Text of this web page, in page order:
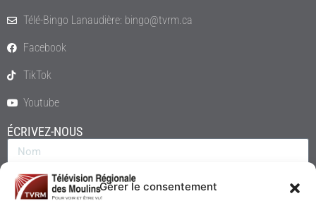
Gérer le consentement
Télé-Bingo Lanaudière: bingo@tvrm.ca
Facebook
TikTok
Youtube
ÉCRIVEZ-NOUS